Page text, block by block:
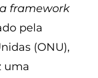
framework
pela
(ONU),
uma